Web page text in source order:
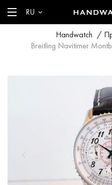
RU
Handwatch /
Breitling Navitimer